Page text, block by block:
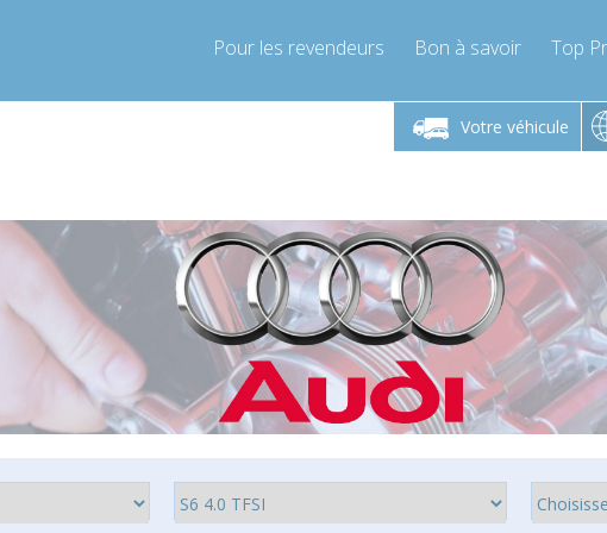
Pour les revendeurs Bon à savoir Top
Votre véhicule
Lundi-Vendredi 9h-17h Lundi-Vendredi 9h-17h
info@compressor-express.fr
Lundi-